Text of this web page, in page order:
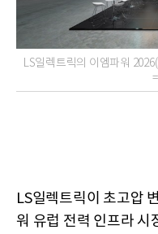
LS일렉트릭의 이엠파워
LS일렉트릭이 초고압
워 유럽 전력 인프라 시